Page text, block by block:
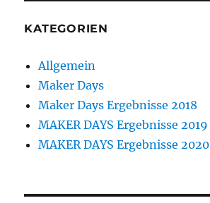
KATEGORIEN
Allgemein
Maker Days
Maker Days Ergebnisse 2018
MAKER DAYS Ergebnisse 2019
MAKER DAYS Ergebnisse 2020